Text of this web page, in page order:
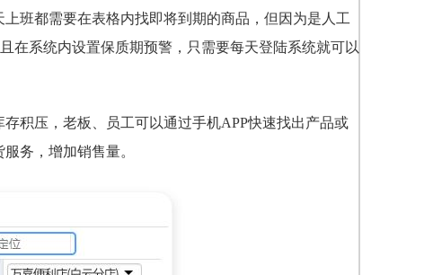
班都需要在表格内找即将到期的商品，但因为是人工
在系统内设置保质期预警，只需要每天登陆系统就可以
积压，老板、员工可以通过手机APP快速找出产品或
务，增加销售量。